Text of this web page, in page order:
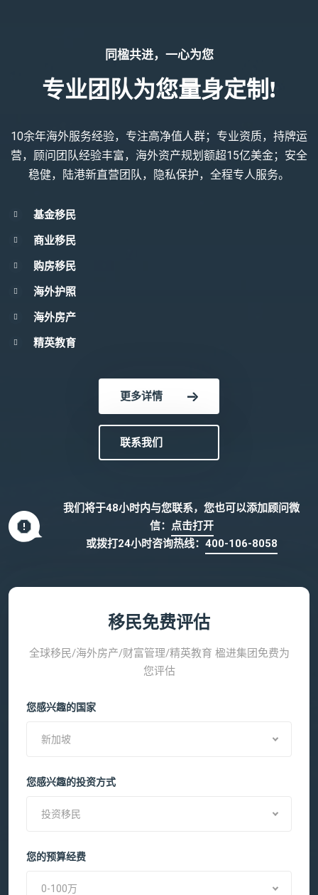
同楹共进，一心为您
专业团队为您量身定制!
10余年海外服务经验，专注高净值人群；专业资质，持牌运
营，顾问团队经验丰富，海外资产规划额超15亿美金；安全
稳健，陆港新直营团队，隐私保护，全程专人服务。
基金移民
商业移民
购房移民
海外护照
海外房产
精英教育
更多详情
联系我们
我们将于48小时内与您联系，您也可以添加顾问微
信： 点击打开
或拨打24小时咨询热线： 400-106-8058
移民免费评估
全球移民/海外房产/财富管理/精英教育 楹进集团免费为
您评估
您感兴趣的国家
新加坡
您感兴趣的投资方式
投资移民
您的预算经费
0-100万